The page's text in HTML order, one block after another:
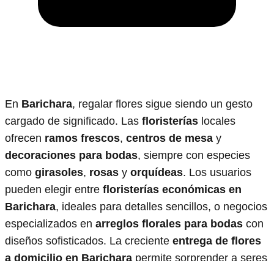
En Barichara, regalar flores sigue siendo un gesto
cargado de significado. Las floristerías locales
ofrecen ramos frescos, centros de mesa y
decoraciones para bodas, siempre con especies
como girasoles, rosas y orquídeas. Los usuarios
pueden elegir entre floristerías económicas en
Barichara, ideales para detalles sencillos, o negocios
especializados en arreglos florales para bodas con
diseños sofisticados. La creciente entrega de flores
a domicilio en Barichara permite sorprender a seres